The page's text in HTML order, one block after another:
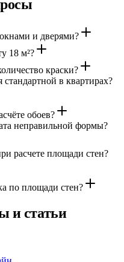
и дверями?
18 м²?
краски?
стандартной в квартирах?
обоев?
неправильной формы?
расчете площади стен?
по площади стен?
и статьи